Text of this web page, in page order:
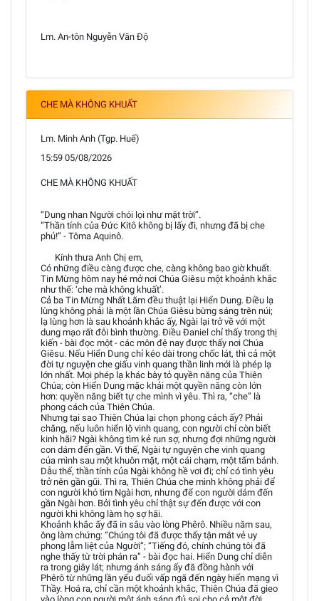
Lm. An-tôn Nguyễn Văn Độ
CHE MÀ KHÔNG KHUẤT
Lm. Minh Anh (Tgp. Huế)
15:59 05/08/2026
CHE MÀ KHÔNG KHUẤT
“Dung nhan Người chói lọi như mặt trời”.
“Thần tính của Đức Kitô không bị lấy đi, nhưng đã bị che
phủ!” - Tôma Aquinô.
Kính thưa Anh Chị em,
Có những điều càng được che, càng không bao giờ khuất.
Tin Mừng hôm nay hé mở nơi Chúa Giêsu một khoảnh khắc
như thế: ‘che mà không khuất’.
Cả ba Tin Mừng Nhất Lãm đều thuật lại Hiển Dung. Điều lạ
lùng không phải là một lần Chúa Giêsu bừng sáng trên núi;
lạ lùng hơn là sau khoảnh khắc ấy, Ngài lại trở về với một
dung mạo rất đỗi bình thường. Điều Đaniel chỉ thấy trong thị
kiến - bài đọc một - các môn đệ nay được thấy nơi Chúa
Giêsu. Nếu Hiển Dung chỉ kéo dài trong chốc lát, thì cả một
đời tự nguyện che giấu vinh quang thần linh mới là phép lạ
lớn nhất. Mọi phép lạ khác bày tỏ quyền năng của Thiên
Chúa; còn Hiển Dung mặc khải một quyền năng còn lớn
hơn: quyền năng biết tự che mình vì yêu. Thì ra, “che” là
phong cách của Thiên Chúa.
Nhưng tại sao Thiên Chúa lại chọn phong cách ấy? Phải
chăng, nếu luôn hiển lộ vinh quang, con người chỉ còn biết
kinh hãi? Ngài không tìm kẻ run sợ, nhưng đợi những người
con dám đến gần. Vì thế, Ngài tự nguyện che vinh quang
của mình sau một khuôn mặt, một cái chạm, một tấm bánh.
Dẫu thế, thần tính của Ngài không hề vơi đi; chỉ có tình yêu
trở nên gần gũi. Thì ra, Thiên Chúa che mình không phải để
con người khó tìm Ngài hơn, nhưng để con người dám đến
gần Ngài hơn. Bởi tình yêu chỉ thật sự đến được với con
người khi không làm họ sợ hãi.
Khoảnh khắc ấy đã in sâu vào lòng Phêrô. Nhiều năm sau,
ông làm chứng: “Chúng tôi đã được thấy tận mắt vẻ uy
phong lẫm liệt của Người”; “Tiếng đó, chính chúng tôi đã
nghe thấy từ trời phán ra” - bài đọc hai. Hiển Dung chỉ diễn
ra trong giây lát; nhưng ánh sáng ấy đã đồng hành với
Phêrô từ những lần yếu đuối vấp ngã đến ngày hiến mạng vì
Thầy. Hoá ra, chỉ cần một khoảnh khắc, Thiên Chúa đã gieo